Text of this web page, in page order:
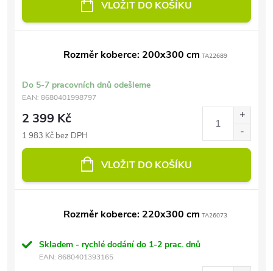
VLOŽIT DO KOŠÍKU
Rozměr koberce: 200x300 cm TA22689
Do 5-7 pracovních dnů odešleme
EAN: 8680401998797
2 399 Kč
1 983 Kč bez DPH
VLOŽIT DO KOŠÍKU
Rozměr koberce: 220x300 cm TA26073
Skladem - rychlé dodání do 1-2 prac. dnů
EAN: 8680401393165